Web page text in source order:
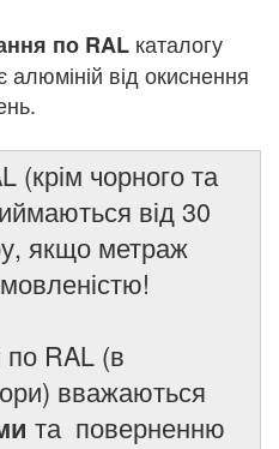
по RAL каталогу
від окиснення
(крім чорного та
від 30
якщо метраж
по RAL (в
вважаються
та поверненню